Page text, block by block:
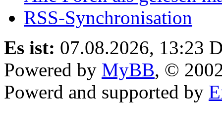
RSS-Synchronisation
Es ist: 07.08.2026, 13:23
Powered by MyBB, ©
Powerd and supported by